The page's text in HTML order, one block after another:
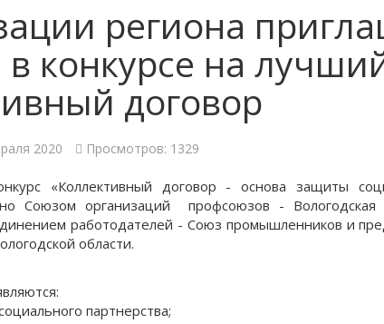
региона
в конкурсе на
договор
2020 Просмотров: 1329
«Коллективный договор - основа защиты
Союзом организаций профсоюзов - Вологодская
работодателей - Союз промышленников и
области.
партнерства;